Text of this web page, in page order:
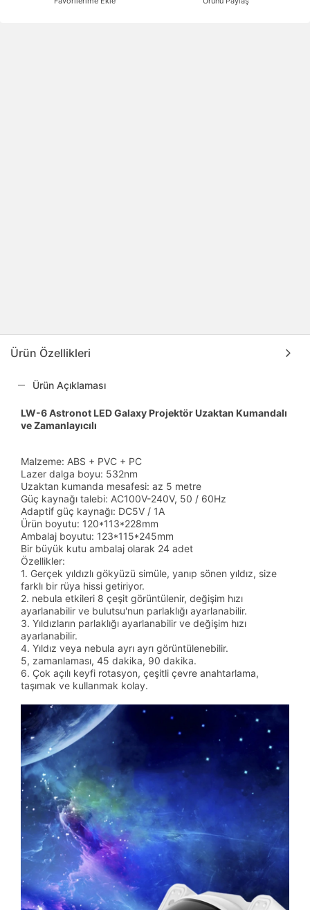
Ürün Özellikleri
Ürün Açıklaması
LW-6 Astronot LED Galaxy Projektör Uzaktan Kumandalı
ve Zamanlayıcılı
Malzeme: ABS + PVC + PC
Lazer dalga boyu: 532nm
Uzaktan kumanda mesafesi: az 5 metre
Güç kaynağı talebi: AC100V-240V, 50 / 60Hz
Adaptif güç kaynağı: DC5V / 1A
Ürün boyutu: 120*113*228mm
Ambalaj boyutu: 123*115*245mm
Bir büyük kutu ambalaj olarak 24 adet
Özellikler:
1. Gerçek yıldızlı gökyüzü simüle, yanıp sönen yıldız, size
farklı bir rüya hissi getiriyor.
2. nebula etkileri 8 çeşit görüntülenir, değişim hızı
ayarlanabilir ve bulutsu'nun parlaklığı ayarlanabilir.
3. Yıldızların parlaklığı ayarlanabilir ve değişim hızı
ayarlanabilir.
4. Yıldız veya nebula ayrı ayrı görüntülenebilir.
5, zamanlaması, 45 dakika, 90 dakika.
6. Çok açılı keyfi rotasyon, çeşitli çevre anahtarlama,
taşımak ve kullanmak kolay.